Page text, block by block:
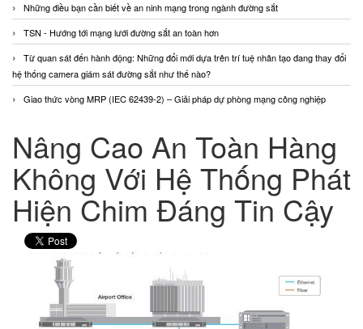
Những điều bạn cần biết về an ninh mạng trong ngành đường sắt
TSN - Hướng tới mạng lưới đường sắt an toàn hơn
Từ quan sát đến hành động: Những đổi mới dựa trên trí tuệ nhân tạo đang thay đổi
hệ thống camera giám sát đường sắt như thế nào?
Giao thức vòng MRP (IEC 62439-2) – Giải pháp dự phòng mạng công nghiệp
Nâng Cao An Toàn Hàng
Không Với Hệ Thống Phát
Hiện Chim Đáng Tin Cậy